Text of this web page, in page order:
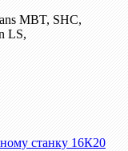
MBT, SHC,
LS,
станку 16К20